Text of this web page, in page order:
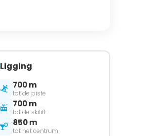
Ligging
700 m
tot de piste
700 m
tot de skilift
850 m
tot het centrum